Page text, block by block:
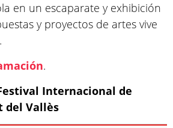
en un escaparate y exhibición
y proyectos de artes vive
.
Internacional de
del Vallès